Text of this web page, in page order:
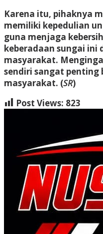
Karena itu, pihaknya
memiliki kepedulian
guna menjaga
keberadaan sungai
masyarakat.
sendiri sangat penting
masyarakat. (SR)
Post Views: 823